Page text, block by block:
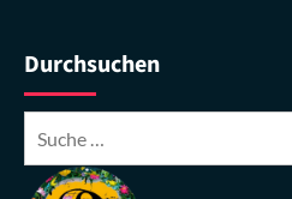
Durchsuchen